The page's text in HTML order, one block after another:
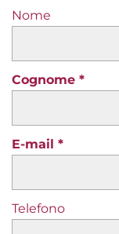
Nome
Cognome
E-mail
Telefono